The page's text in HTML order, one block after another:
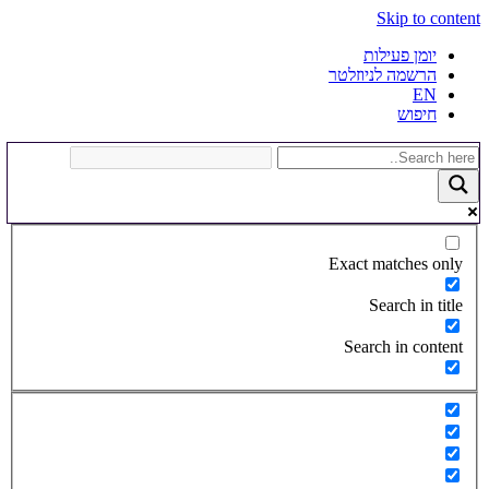
Skip to content
יומן פעילות
הרשמה לניוזלטר
EN
חיפוש
Exact matches only
Search in title
Search in content